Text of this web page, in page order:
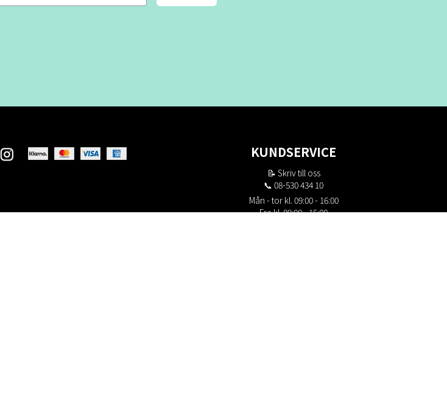
KUNDSERVICE
📝 Skriv till oss
📞 08-530 434 10
Mån - tor kl. 09:00 - 16:00
Fre kl. 09:00 - 15:00